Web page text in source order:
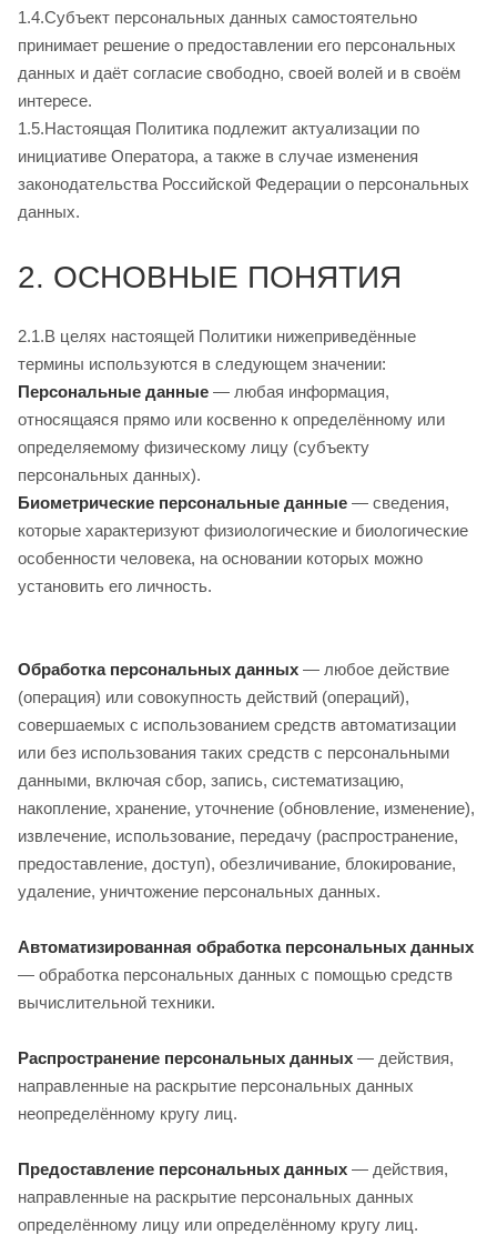
1.4.Субъект персональных данных самостоятельно
принимает решение о предоставлении его персональных
данных и даёт согласие свободно, своей волей и в своём
интересе.
1.5.Настоящая Политика подлежит актуализации по
инициативе Оператора, а также в случае изменения
законодательства Российской Федерации о персональных
данных.
2. ОСНОВНЫЕ ПОНЯТИЯ
2.1.В целях настоящей Политики нижеприведённые
термины используются в следующем значении:
Персональные данные — любая информация,
относящаяся прямо или косвенно к определённому или
определяемому физическому лицу (субъекту
персональных данных).
Биометрические персональные данные — сведения,
которые характеризуют физиологические и биологические
особенности человека, на основании которых можно
установить его личность.
Обработка персональных данных — любое действие
(операция) или совокупность действий (операций),
совершаемых с использованием средств автоматизации
или без использования таких средств с персональными
данными, включая сбор, запись, систематизацию,
накопление, хранение, уточнение (обновление, изменение),
извлечение, использование, передачу (распространение,
предоставление, доступ), обезличивание, блокирование,
удаление, уничтожение персональных данных.
Автоматизированная обработка персональных данных
— обработка персональных данных с помощью средств
вычислительной техники.
Распространение персональных данных — действия,
направленные на раскрытие персональных данных
неопределённому кругу лиц.
Предоставление персональных данных — действия,
направленные на раскрытие персональных данных
определённому лицу или определённому кругу лиц.